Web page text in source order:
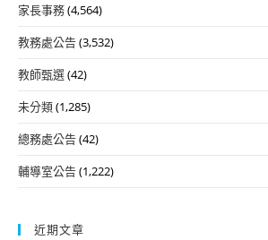
家長事務(4,564)
教務處公告(3,532)
教師甄選(42)
未分類(1,285)
總務處公告(42)
輔導室公告(1,222)
近期文章